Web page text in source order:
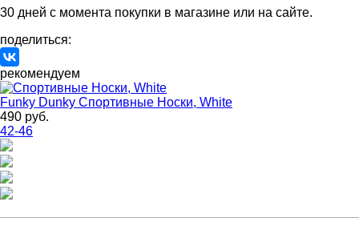
30 дней с момента покупки в магазине или на сайте.
поделиться:
рекомендуем
Funky Dunky Спортивные Носки, White
490 руб.
42-46